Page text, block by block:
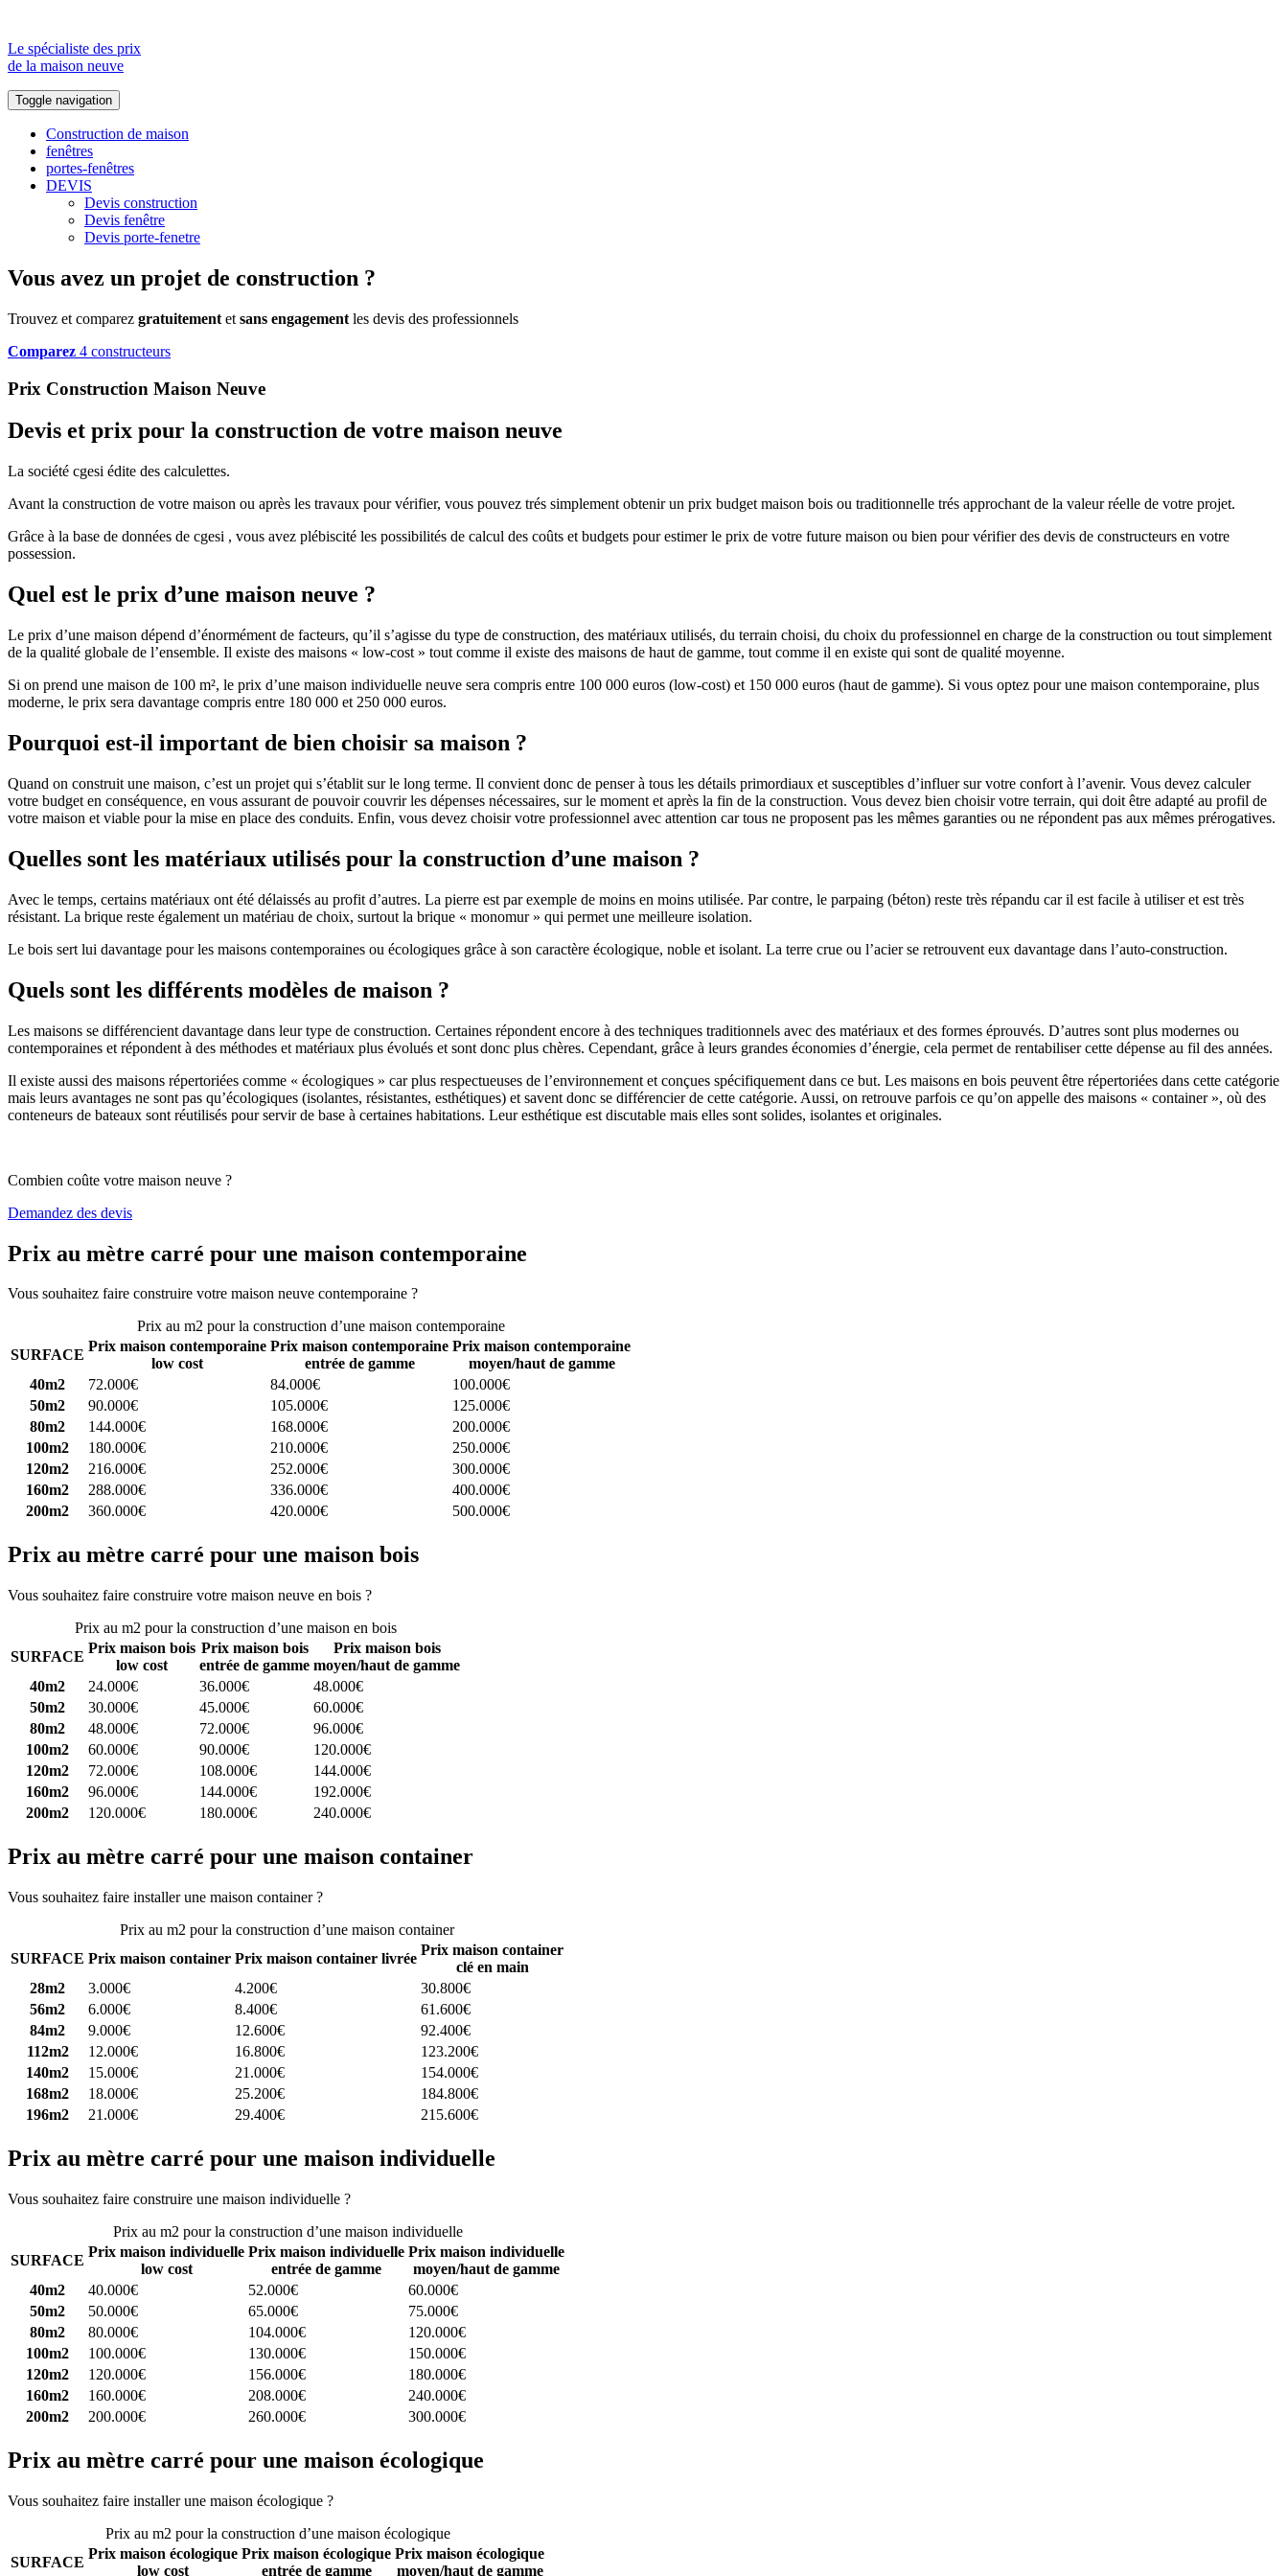
Le spécialiste des prix
de la maison neuve
Toggle navigation
Construction de maison
fenêtres
portes-fenêtres
DEVIS
Devis construction
Devis fenêtre
Devis porte-fenetre
Vous avez un projet de construction ?
Trouvez et comparez gratuitement et sans engagement les devis des professionnels
Comparez 4 constructeurs
Prix Construction Maison Neuve
Devis et prix pour la construction de votre maison neuve
La société cgesi édite des calculettes.
Avant la construction de votre maison ou après les travaux pour vérifier, vous pouvez trés simplement obtenir un prix budget maison bois ou traditionnelle trés approchant de la valeur réelle de votre projet.
Grâce à la base de données de cgesi , vous avez plébiscité les possibilités de calcul des coûts et budgets pour estimer le prix de votre future maison ou bien pour vérifier des devis de constructeurs en votre
possession.
Quel est le prix d’une maison neuve ?
Le prix d’une maison dépend d’énormément de facteurs, qu’il s’agisse du type de construction, des matériaux utilisés, du terrain choisi, du choix du professionnel en charge de la construction ou tout simplement
de la qualité globale de l’ensemble. Il existe des maisons « low-cost » tout comme il existe des maisons de haut de gamme, tout comme il en existe qui sont de qualité moyenne.
Si on prend une maison de 100 m², le prix d’une maison individuelle neuve sera compris entre 100 000 euros (low-cost) et 150 000 euros (haut de gamme). Si vous optez pour une maison contemporaine, plus
moderne, le prix sera davantage compris entre 180 000 et 250 000 euros.
Pourquoi est-il important de bien choisir sa maison ?
Quand on construit une maison, c’est un projet qui s’établit sur le long terme. Il convient donc de penser à tous les détails primordiaux et susceptibles d’influer sur votre confort à l’avenir. Vous devez calculer
votre budget en conséquence, en vous assurant de pouvoir couvrir les dépenses nécessaires, sur le moment et après la fin de la construction. Vous devez bien choisir votre terrain, qui doit être adapté au profil de
votre maison et viable pour la mise en place des conduits. Enfin, vous devez choisir votre professionnel avec attention car tous ne proposent pas les mêmes garanties ou ne répondent pas aux mêmes prérogatives.
Quelles sont les matériaux utilisés pour la construction d’une maison ?
Avec le temps, certains matériaux ont été délaissés au profit d’autres. La pierre est par exemple de moins en moins utilisée. Par contre, le parpaing (béton) reste très répandu car il est facile à utiliser et est très
résistant. La brique reste également un matériau de choix, surtout la brique « monomur » qui permet une meilleure isolation.
Le bois sert lui davantage pour les maisons contemporaines ou écologiques grâce à son caractère écologique, noble et isolant. La terre crue ou l’acier se retrouvent eux davantage dans l’auto-construction.
Quels sont les différents modèles de maison ?
Les maisons se différencient davantage dans leur type de construction. Certaines répondent encore à des techniques traditionnels avec des matériaux et des formes éprouvés. D’autres sont plus modernes ou
contemporaines et répondent à des méthodes et matériaux plus évolués et sont donc plus chères. Cependant, grâce à leurs grandes économies d’énergie, cela permet de rentabiliser cette dépense au fil des années.
Il existe aussi des maisons répertoriées comme « écologiques » car plus respectueuses de l’environnement et conçues spécifiquement dans ce but. Les maisons en bois peuvent être répertoriées dans cette catégorie
mais leurs avantages ne sont pas qu’écologiques (isolantes, résistantes, esthétiques) et savent donc se différencier de cette catégorie. Aussi, on retrouve parfois ce qu’on appelle des maisons « container », où des
conteneurs de bateaux sont réutilisés pour servir de base à certaines habitations. Leur esthétique est discutable mais elles sont solides, isolantes et originales.
Combien coûte votre maison neuve ?
Demandez des devis
Prix au mètre carré pour une maison contemporaine
Vous souhaitez faire construire votre maison neuve contemporaine ?
Prix au m2 pour la construction d’une maison contemporaine
SURFACE
Prix maison contemporaine
low cost
Prix maison contemporaine
entrée de gamme
Prix maison contemporaine
moyen/haut de gamme
40m2
72.000€ 84.000€
100.000€
50m2
90.000€ 105.000€
125.000€
80m2
144.000€ 168.000€
200.000€
100m2
180.000€ 210.000€
250.000€
120m2
216.000€ 252.000€
300.000€
160m2
288.000€ 336.000€
400.000€
200m2
360.000€ 420.000€ 500.000€
Prix au mètre carré pour une maison bois
Vous souhaitez faire construire votre maison neuve en bois ?
Prix au m2 pour la construction d’une maison en bois
SURFACE
Prix maison bois
low cost
Prix maison bois
entrée de gamme
Prix maison bois
moyen/haut de gamme
40m2
24.000€ 36.000€
48.000€
50m2
30.000€ 45.000€
60.000€
80m2
48.000€ 72.000€
96.000€
100m2
60.000€ 90.000€
120.000€
120m2
72.000€ 108.000€
144.000€
160m2
96.000€ 144.000€
192.000€
200m2
120.000€ 180.000€ 240.000€
Prix au mètre carré pour une maison container
Vous souhaitez faire installer une maison container ?
Prix au m2 pour la construction d’une maison container
SURFACE Prix maison container Prix maison container livrée
Prix maison container
clé en main
28m2
3.000€ 4.200€
30.800€
56m2
6.000€ 8.400€
61.600€
84m2
9.000€ 12.600€
92.400€
112m2
12.000€ 16.800€
123.200€
140m2
15.000€ 21.000€
154.000€
168m2
18.000€ 25.200€
184.800€
196m2
21.000€ 29.400€ 215.600€
Prix au mètre carré pour une maison individuelle
Vous souhaitez faire construire une maison individuelle ?
Prix au m2 pour la construction d’une maison individuelle
SURFACE
Prix maison individuelle
low cost
Prix maison individuelle
entrée de gamme
Prix maison individuelle
moyen/haut de gamme
40m2
40.000€ 52.000€
60.000€
50m2
50.000€ 65.000€
75.000€
80m2
80.000€ 104.000€
120.000€
100m2
100.000€ 130.000€
150.000€
120m2
120.000€ 156.000€
180.000€
160m2
160.000€ 208.000€
240.000€
200m2
200.000€ 260.000€ 300.000€
Prix au mètre carré pour une maison écologique
Vous souhaitez faire installer une maison écologique ?
Prix au m2 pour la construction d’une maison écologique
SURFACE
Prix maison écologique
low cost
Prix maison écologique
entrée de gamme
Prix maison écologique
moyen/haut de gamme